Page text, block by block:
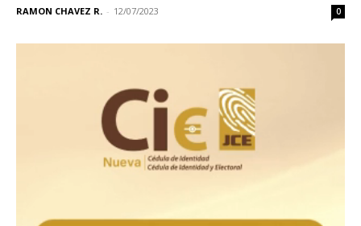
RAMON CHAVEZ R. - 12/07/2023 0